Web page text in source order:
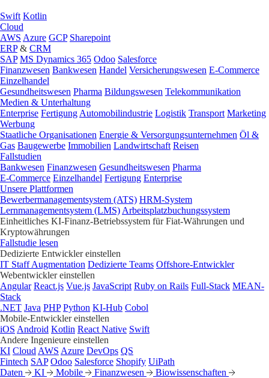
Swift Kotlin
Cloud
AWS Azure GCP Sharepoint
ERP& CRM
SAP MS Dynamics 365 Odoo Salesforce
Finanzwesen Bankwesen Handel Versicherungswesen E-Commerce
Einzelhandel
Gesundheitswesen Pharma Bildungswesen Telekommunikation
Medien & Unterhaltung
Enterprise Fertigung Automobilindustrie Logistik Transport Marketing
Werbung
Staatliche Organisationen Energie & Versorgungsunternehmen Öl &
Gas Baugewerbe Immobilien Landwirtschaft Reisen
Fallstudien
Bankwesen Finanzwesen Gesundheitswesen Pharma
E-Commerce Einzelhandel Fertigung Enterprise
Unsere Plattformen
Bewerbermanagementsystem (ATS) HRM-System
Lernmanagementsystem (LMS) Arbeitsplatzbuchungssystem
Einheitliches KI-Finanz-Betriebssystem für Fiat-Währungen und
Kryptowährungen
Fallstudie lesen
Dedizierte Entwickler einstellen
IT Staff Augmentation Dedizierte Teams Offshore-Entwickler
Webentwickler einstellen
Angular React.js Vue.js JavaScript Ruby on Rails Full-Stack MEAN-
Stack
.NET Java PHP Python KI-Hub Cobol
Mobile-Entwickler einstellen
iOS Android Kotlin React Native Swift
Andere Ingenieure einstellen
KI Cloud AWS Azure DevOps QS
Fintech SAP Odoo Salesforce Shopify UiPath
Daten
KI Mobile Finanzwesen Biowissenschaften